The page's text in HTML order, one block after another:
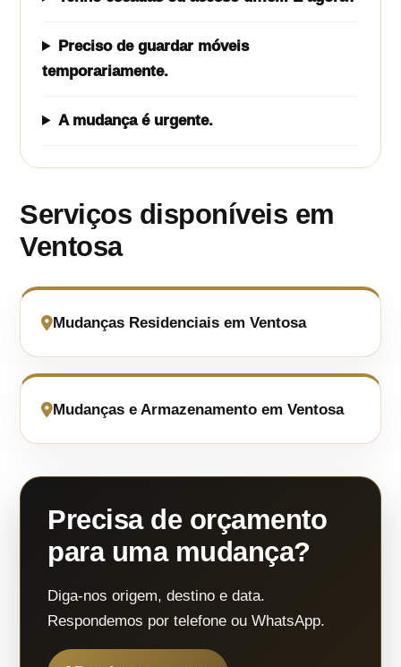
Preciso de guardar móveis
temporariamente.
A mudança é urgente.
Serviços disponíveis em
Ventosa
Mudanças Residenciais em Ventosa
Mudanças e Armazenamento em Ventosa
Precisa de orçamento
para uma mudança?
Diga-nos origem, destino e data.
Respondemos por telefone ou WhatsApp.